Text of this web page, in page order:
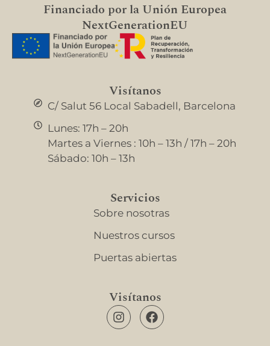
Financiado por la Unión Europea
NextGenerationEU
Visítanos
C/ Salut 56 Local Sabadell, Barcelona
Lunes: 17h – 20h
Martes a Viernes : 10h – 13h / 17h – 20h
Sábado: 10h – 13h
Servicios
Sobre nosotras
Nuestros cursos
Puertas abiertas
Visítanos